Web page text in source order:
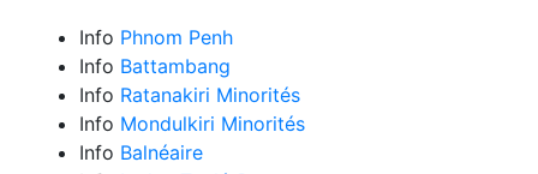
Info Phnom Penh
Info Battambang
Info Ratanakiri Minorités
Info Mondulkiri Minorités
Info Balnéaire